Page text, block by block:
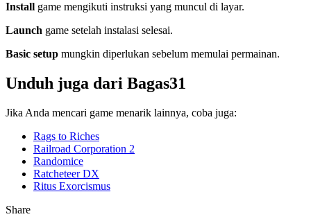
Install game mengikuti instruksi yang muncul di layar.
Launch game setelah instalasi selesai.
Basic setup mungkin diperlukan sebelum memulai permainan.
Unduh juga dari Bagas31
Jika Anda mencari game menarik lainnya, coba juga:
Rags to Riches
Railroad Corporation 2
Randomicе
Ratcheteer DX
Ritus Exorcismus
Share